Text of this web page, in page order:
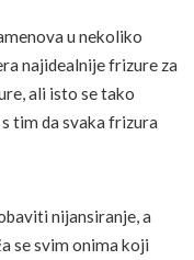
u nekoliko
najidealnije frizure za
ali isto se tako
tim da svaka frizura
nijansiranje, a
se svim onima koji